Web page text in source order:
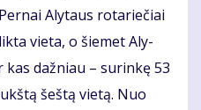
Aly­taus ro­ta­rie­čiai
vie­ta, o šie­met Aly­
daž­niau – su­rin­kę 53
šeš­tą vie­tą. Nuo